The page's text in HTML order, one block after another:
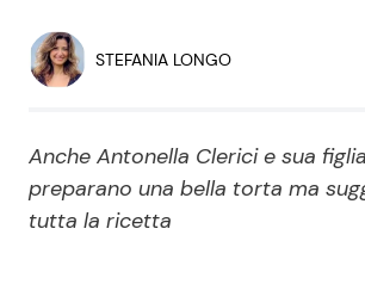
Economia
Persone Scomparse
Politica Reality
STEFANIA LONGO
Anche Antonella Clerici e sua
preparano una bella torta ma
tutta la ricetta